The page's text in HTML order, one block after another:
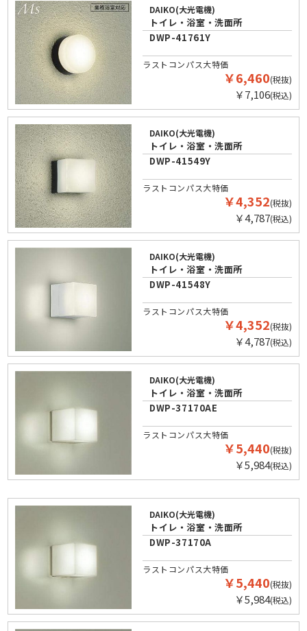
DAIKO(大光電機)
トイレ・浴室・洗面所
DWP-41761Y
ラストコンパス大特価
￥6,460(税抜)
￥7,106(税込)
DAIKO(大光電機)
トイレ・浴室・洗面所
DWP-41549Y
ラストコンパス大特価
￥4,352(税抜)
￥4,787(税込)
DAIKO(大光電機)
トイレ・浴室・洗面所
DWP-41548Y
ラストコンパス大特価
￥4,352(税抜)
￥4,787(税込)
DAIKO(大光電機)
トイレ・浴室・洗面所
DWP-37170AE
ラストコンパス大特価
￥5,440(税抜)
￥5,984(税込)
DAIKO(大光電機)
トイレ・浴室・洗面所
DWP-37170A
ラストコンパス大特価
￥5,440(税抜)
￥5,984(税込)